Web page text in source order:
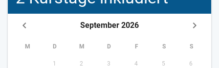
September 2026
M D M D F S S
1 2 3 4 5 6